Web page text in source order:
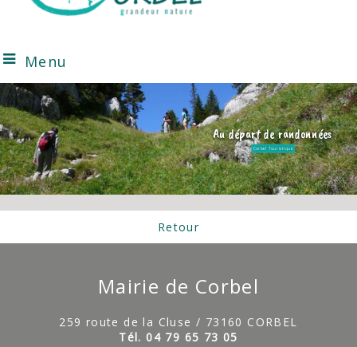
Menu
Au départ de randonnées
Corbel Touristique
Retour
Mairie de Corbel
259 route de la Cluse / 73160 CORBEL
Tél. 04 79 65 73 05